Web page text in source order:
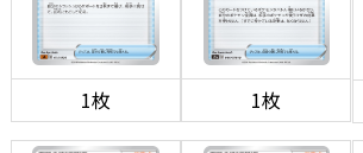
1枚 1枚